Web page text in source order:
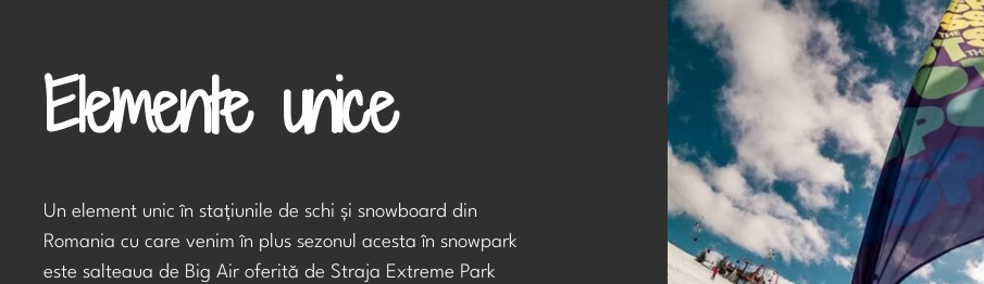
Elemente unice
Un element unic în stațiunile de schi și snowboard din
Romania cu care venim în plus sezonul acesta în snowpark
este salteaua de Big Air oferită de Straja Extreme Park